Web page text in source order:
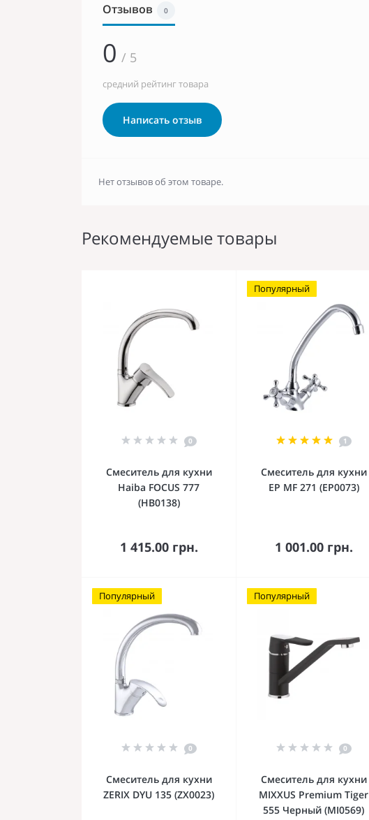
Отзывов 0
0 / 5
средний рейтинг товара
Написать отзыв
Нет отзывов об этом товаре.
Рекомендуемые товары
0
Смеситель для кухни
Haiba FOCUS 777
(HB0138)
1 415.00 грн.
В корзину
Популярный
1
Смеситель для кухни
EP MF 271 (EP0073)
1 001.00 грн.
В корзину
Популярный
0
Смеситель для кухни
ZERIX DYU 135 (ZX0023)
Популярный
0
Смеситель для кухни
MIXXUS Premium Tiger
555 Черный (MI0569)